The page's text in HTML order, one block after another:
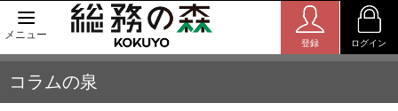
メニュー
登録 ログイン
コラムの泉